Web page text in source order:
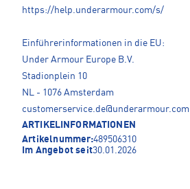
https://help.underarmour.com/s/
Einführerinformationen in die EU:
Under Armour Europe B.V.
Stadionplein 10
NL - 1076 Amsterdam
customerservice.de@underarmour.com
ARTIKELINFORMATIONEN
Artikelnummer:489506310
Im Angebot seit30.01.2026